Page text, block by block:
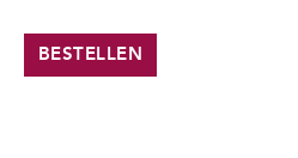
BESTELLEN